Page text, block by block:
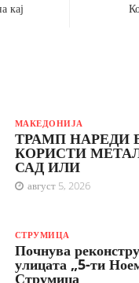
кај
МАКЕДОНИЈА
ТРАМП НАРЕДИ
КОРИСТИ
САД ИЛИ
август 5, 2026
СТРУМИЦА
Почнува
улицата „5-ти
Струмица